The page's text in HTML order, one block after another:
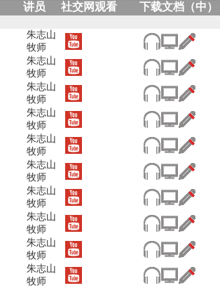
讲员 社交网观看 下载文档（中）
朱志山
牧师
朱志山
牧师
朱志山
牧师
朱志山
牧师
朱志山
牧师
朱志山
牧师
朱志山
牧师
朱志山
牧师
朱志山
牧师
朱志山
牧师